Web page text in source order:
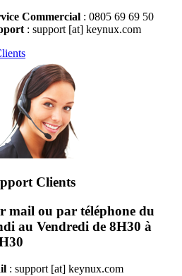
Commercial : 0805 69 69 50
: support [at] keynux.com
Clients
mail ou par téléphone du
au Vendredi de 8H30 à
: support [at] keynux.com